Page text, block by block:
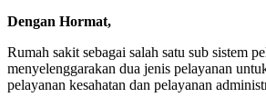
Dengan Hormat,
Rumah sakit sebagai salah satu sub sistem
menyelenggarakan dua jenis pelayanan
pelayanan kesahatan dan pelayanan